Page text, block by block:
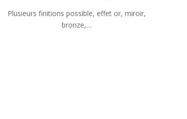
Plusieurs finitions possible, effet or, miroir,
bronze,…